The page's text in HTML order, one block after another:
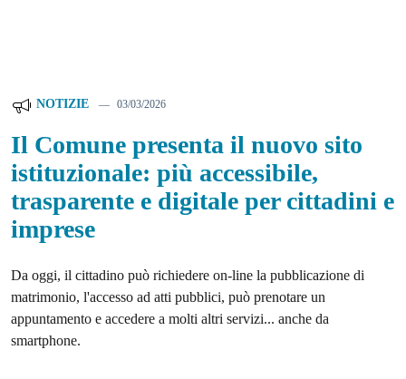
NOTIZIE 03/03/2026
Il Comune presenta il nuovo sito
istituzionale: più accessibile,
trasparente e digitale per cittadini e
imprese
Da oggi, il cittadino può richiedere on-line la pubblicazione di
matrimonio, l'accesso ad atti pubblici, può prenotare un
appuntamento e accedere a molti altri servizi... anche da
smartphone.